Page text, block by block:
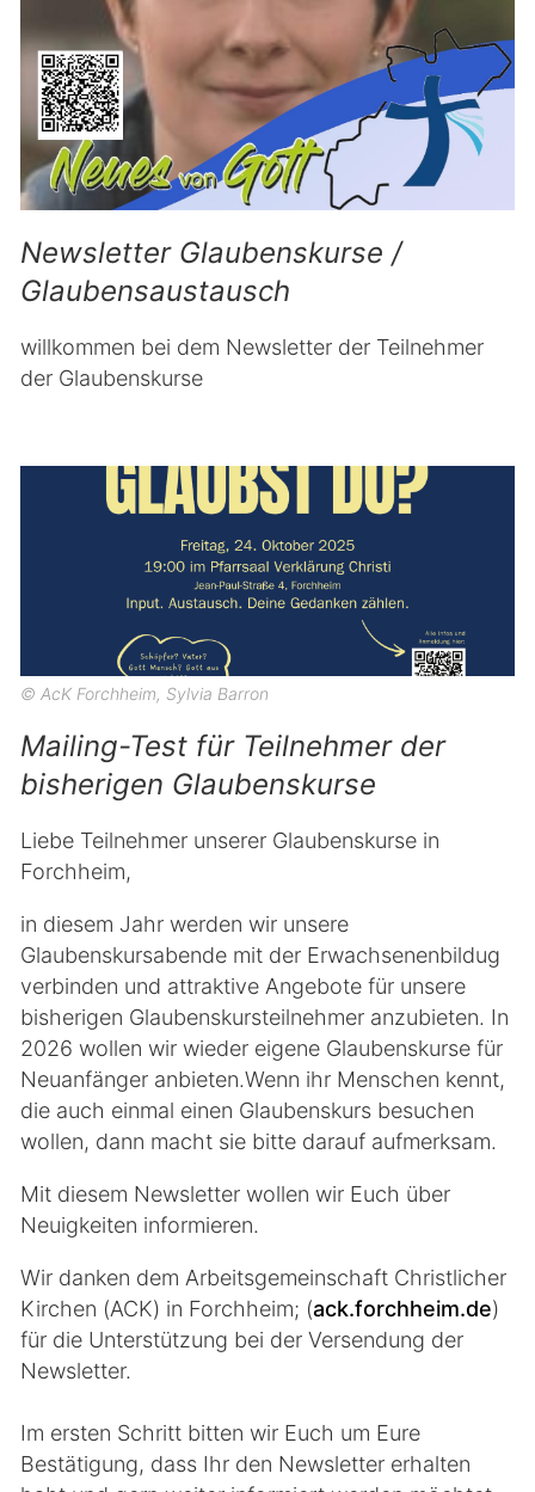
Newsletter Glaubenskurse /
Glaubensaustausch
willkommen bei dem Newsletter der Teilnehmer
der Glaubenskurse
© AcK Forchheim, Sylvia Barron
Mailing-Test für Teilnehmer der
bisherigen Glaubenskurse
Liebe Teilnehmer unserer Glaubenskurse in
Forchheim,
in diesem Jahr werden wir unsere
Glaubenskursabende mit der Erwachsenenbildug
verbinden und attraktive Angebote für unsere
bisherigen Glaubenskursteilnehmer anzubieten. In
2026 wollen wir wieder eigene Glaubenskurse für
Neuanfänger anbieten.Wenn ihr Menschen kennt,
die auch einmal einen Glaubenskurs besuchen
wollen, dann macht sie bitte darauf aufmerksam.
Mit diesem Newsletter wollen wir Euch über
Neuigkeiten informieren.
Wir danken dem Arbeitsgemeinschaft Christlicher
Kirchen (ACK) in Forchheim; (ack.forchheim.de)
für die Unterstützung bei der Versendung der
Newsletter.
Im ersten Schritt bitten wir Euch um Eure
Bestätigung, dass Ihr den Newsletter erhalten